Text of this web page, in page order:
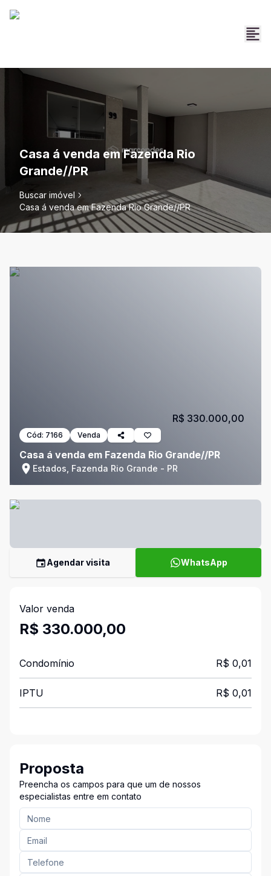
Casa á venda em Fazenda Rio
Grande//PR
Buscar imóvel
Casa á venda em Fazenda Rio Grande//PR
Cód: 7166 Venda
Casa á venda em Fazenda Rio Grande//PR
Estados, Fazenda Rio Grande - PR
R$ 330.000,00
Agendar visita WhatsApp
Valor venda
R$ 330.000,00
Condomínio R$ 0,01
IPTU R$ 0,01
Proposta
Preencha os campos para que um de nossos
especialistas entre em contato